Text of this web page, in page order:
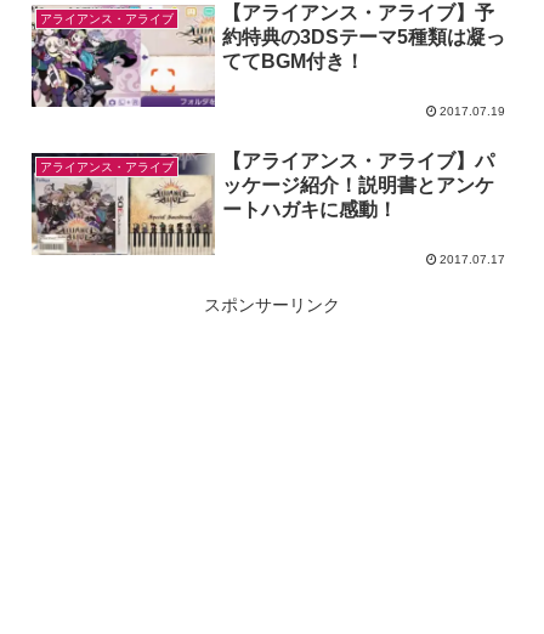
アライアンス・アライブ
【アライアンス・アライブ】予
約特典の3DSテーマ5種類は凝っ
ててBGM付き！
2017.07.19
アライアンス・アライブ
【アライアンス・アライブ】パ
ッケージ紹介！説明書とアンケ
ートハガキに感動！
2017.07.17
スポンサーリンク